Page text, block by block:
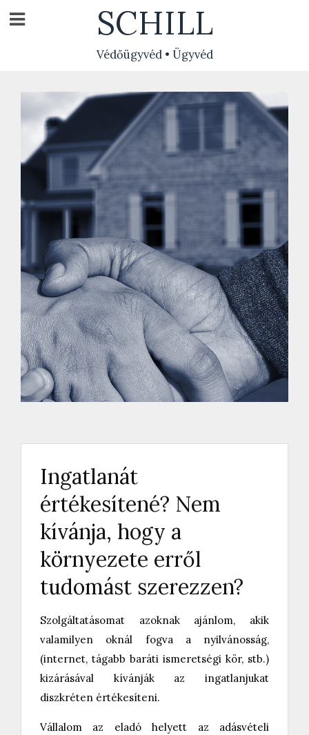
SCHILL
Védőügyvéd • Ügyvéd
Ingatlanát
értékesítené? Nem
kívánja, hogy a
környezete erről
tudomást szerezzen?
Szolgáltatásomat azoknak ajánlom, akik
valamilyen oknál fogva a nyilvánosság,
(internet, tágabb baráti ismeretségi kör, stb.)
kizárásával kívánják az ingatlanjukat
diszkréten értékesíteni.
Vállalom az eladó helyett az adásvételi